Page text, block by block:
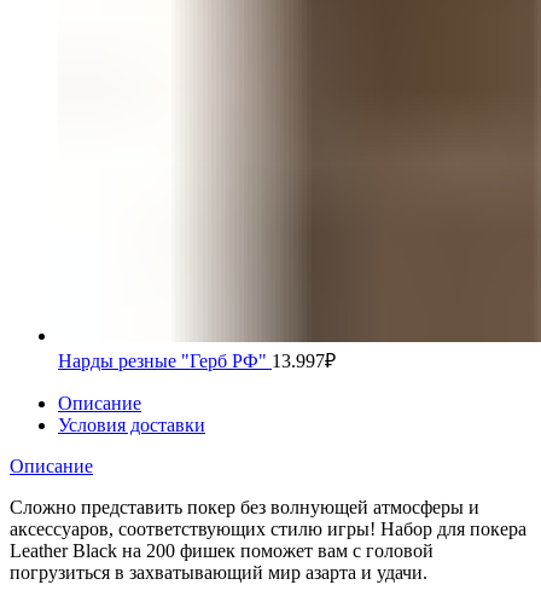
Нарды резные "Герб РФ" 13.997₽
Описание
Условия доставки
Описание
Сложно представить покер без волнующей атмосферы и
аксессуаров, соответствующих стилю игры! Набор для покера
Leather Black на 200 фишек поможет вам с головой
погрузиться в захватывающий мир азарта и удачи.